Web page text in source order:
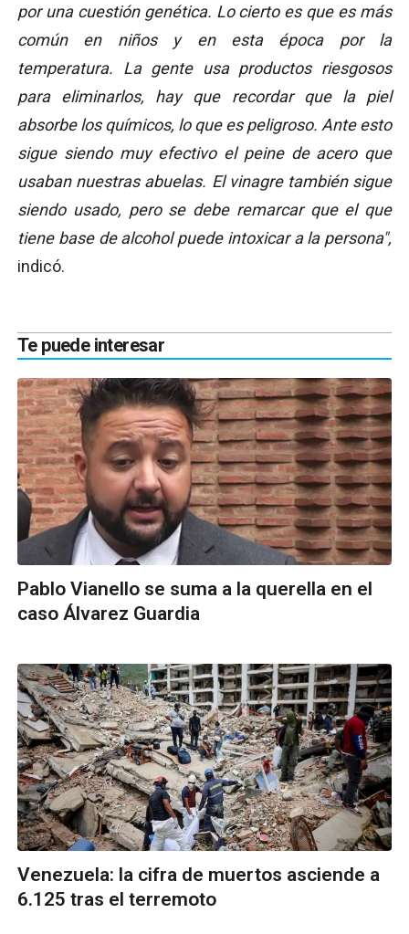
por una cuestión genética. Lo cierto es que es más
común en niños y en esta época por la
temperatura. La gente usa productos riesgosos
para eliminarlos, hay que recordar que la piel
absorbe los químicos, lo que es peligroso. Ante esto
sigue siendo muy efectivo el peine de acero que
usaban nuestras abuelas. El vinagre también sigue
siendo usado, pero se debe remarcar que el que
tiene base de alcohol puede intoxicar a la persona",
indicó.
Te puede interesar
Pablo Vianello se suma a la querella en el
caso Álvarez Guardia
Venezuela: la cifra de muertos asciende a
6.125 tras el terremoto